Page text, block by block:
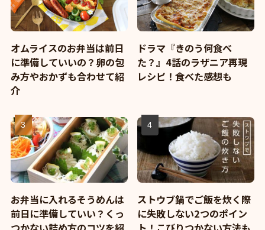
オムライスのお弁当は前日
に準備していいの？卵の包
み方やおかずも合わせて紹
介
ドラマ『きのう何食べ
た？』4話のラザニア再現
レシピ！食べた感想も
お弁当に入れるそうめんは
前日に準備していい？くっ
ストウブ鍋でご飯を炊く際
に失敗しない2つのポイン